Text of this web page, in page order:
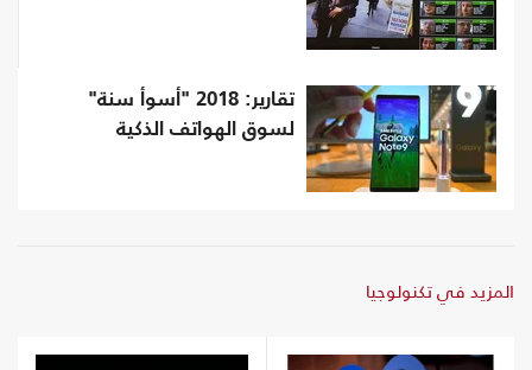
تقارير: 2018 "أسوأ سنة"
لسوق الهواتف الذكية
المزيد في تكنولوجيا